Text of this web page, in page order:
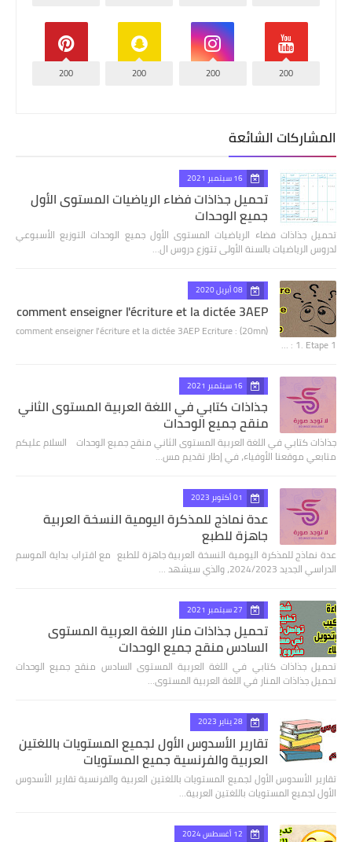
200
200
200
200
المشاركات الشائعة
16 سبتمبر 2021
تحميل جذاذات فضاء الرياضيات المستوى الأول
جميع الوحدات
تحميل جذاذات فضاء الرياضيات المستوى الأول جميع الوحدات التوزيع الأسبوعي
لدروس الرياضيات بالسنة الأولى تتوزع دروس ال…
08 أبريل 2020
comment enseigner l'écriture et la dictée 3AEP
comment enseigner l'écriture et la dictée 3AEP Ecriture : (20mn)
1. Etape 1 : …
16 سبتمبر 2021
جذاذات كتابي في اللغة العربية المستوى الثاني
منقح جميع الوحدات
جذاذات كتابي في اللغة العربية المستوى الثاني منقح جميع الوحدات السلام عليكم
متابعي موقعنا الأوفياء، في إطار تقديم مس…
01 أكتوبر 2023
عدة نماذج للمذكرة اليومية النسخة العربية
جاهزة للطبع
عدة نماذج للمذكرة اليومية النسخة العربية جاهزة للطبع مع اقتراب بداية الموسم
الدراسي الجديد 2024/2023، والذي سيشهد …
27 سبتمبر 2021
تحميل جذاذات منار اللغة العربية المستوى
السادس منقح جميع الوحدات
تحميل جذاذات كتابي في اللغة العربية المستوى السادس منقح جميع الوحدات
تحميل جذاذات المنار في اللغة العربية المستوى…
28 يناير 2023
تقارير الأسدوس الأول لجميع المستويات باللغتين
العربية والفرنسية جميع المستويات
تقارير الأسدوس الأول لجميع المستويات باللغتين العربية والفرنسية تقارير الأسدوس
الأول لجميع المستويات باللغتين العربية…
12 أغسطس 2024